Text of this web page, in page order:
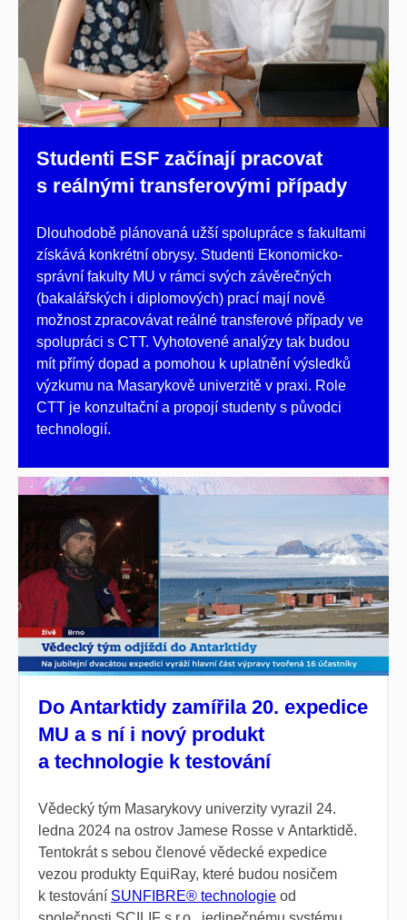
Studenti ESF začínají pracovat
s reálnými transferovými případy
Dlouhodobě plánovaná užší spolupráce s fakultami
získává konkrétní obrysy. Studenti Ekonomicko-
správní fakulty MU v rámci svých závěrečných
(bakalářských i diplomových) prací mají nově
možnost zpracovávat reálné transferové případy ve
spolupráci s CTT. Vyhotovené analýzy tak budou
mít přímý dopad a pomohou k uplatnění výsledků
výzkumu na Masarykově univerzitě v praxi. Role
CTT je konzultační a propojí studenty s původci
technologií.
Do Antarktidy zamířila 20. expedice
MU a s ní i nový produkt
a technologie k testování
Vědecký tým Masarykovy univerzity vyrazil 24.
ledna 2024 na ostrov Jamese Rosse v Antarktidě.
Tentokrát s sebou členové vědecké expedice
vezou produkty EquiRay, které budou nosičem
k testování SUNFIBRE® technologie od